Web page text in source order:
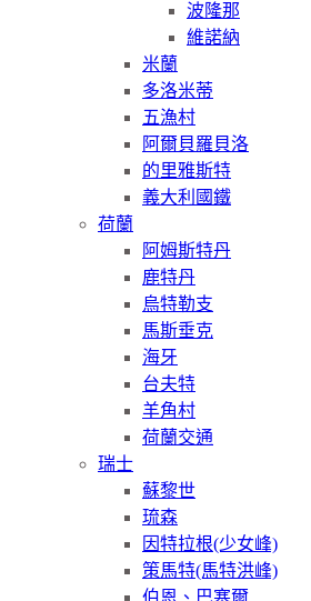
波隆那
維諾納
米蘭
多洛米蒂
五漁村
阿爾貝羅貝洛
的里雅斯特
義大利國鐵
荷蘭
阿姆斯特丹
鹿特丹
烏特勒支
馬斯垂克
海牙
台夫特
羊角村
荷蘭交通
瑞士
蘇黎世
琉森
因特拉根(少女峰)
策馬特(馬特洪峰)
伯恩、巴塞爾